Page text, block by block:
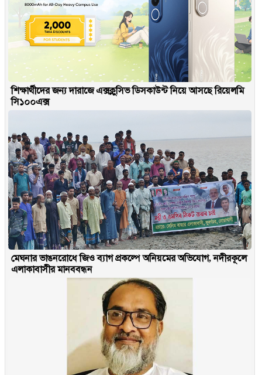
শিক্ষার্থীদের জন্য দারাজে এক্সক্লুসিভ ডিসকাউন্ট নিয়ে আসছে রিয়েলমি
সি১০০এক্স
মেঘনার ভাঙনরোধে জিও ব্যাগ প্রকল্পে অনিয়মের অভিযোগ, নদীরকূলে
এলাকাবাসীর মানববন্ধন